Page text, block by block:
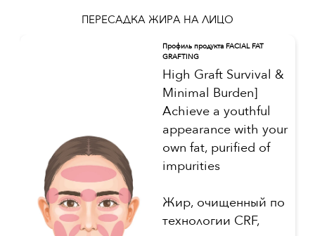
ПЕРЕСАДКА ЖИРА НА ЛИЦО
Профиль продукта FACIAL FAT
GRAFTING
High Graft Survival &
Minimal Burden]
Achieve a youthful
appearance with your
own fat, purified of
impurities
Жир, очищенный по
технологии CRF,